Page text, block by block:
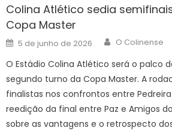
Colina Atlético sedia
Copa Master
Posted
on
5 de junho de 2026 Author
O Colinense
O Estádio Colina Atlético será o palco
segundo turno da Copa Master. A
finalistas nos confrontos entre
reedição da final entre Paz e Amigos
sobre as vantagens e o retrospecto